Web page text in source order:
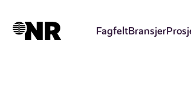
hovedinnhold
FagfeltBransjer